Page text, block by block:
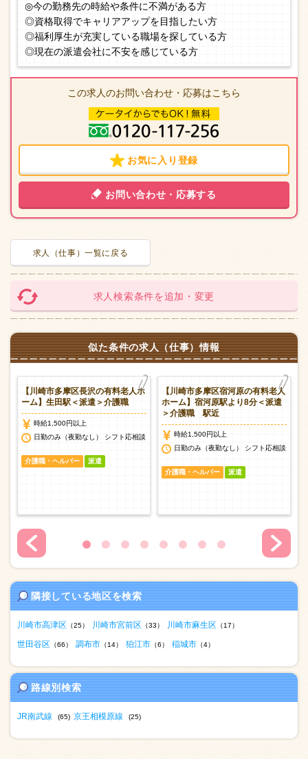
◎今の勤務先の時給や条件に不満がある方
◎資格取得でキャリアアップを目指したい方
◎福利厚生が充実している職場を探している方
◎現在の派遣会社に不安を感じている方
この求人のお問い合わせ・応募はこちら
お気に入り登録
お問い合わせ・応募する
求人（仕事）一覧に戻る
求人検索条件を追加・変更
似た条件の求人（仕事）情報
【川崎市多摩区長沢の有料老人ホ
ーム】生田駅＜派遣＞介護職
時給1,500円以上
日勤のみ（夜勤なし） シフト応相談
介護職・ヘルパー 派遣
【川崎市多摩区宿河原の有料老人
ホーム】宿河原駅より8分＜派遣
＞介護職 駅近
時給1,500円以上
日勤のみ（夜勤なし） シフト応相談
介護職・ヘルパー 派遣
隣接している地区を検索
川崎市高津区 （25） 川崎市宮前区 （33） 川崎市麻生区 （17）
世田谷区 （66） 調布市 （14） 狛江市 （6） 稲城市 （4）
路線別検索
JR南武線 (65) 京王相模原線 (25)